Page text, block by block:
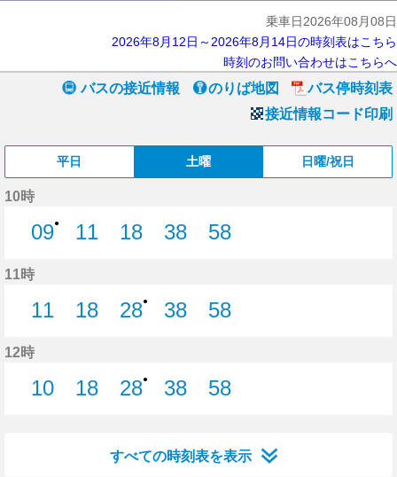
乗車日2026年08月08日
2026年8月12日～2026年8月14日の時刻表はこちら
時刻のお問い合わせはこちらへ
バスの接近情報 のりば地図
バス停時刻表
接近情報コード印刷
平日 土曜 日曜/祝日
10時
09●
11
18
38
58
11時
11
18
28●
38
58
12時
10
18
28●
38
58
すべての時刻表を表示